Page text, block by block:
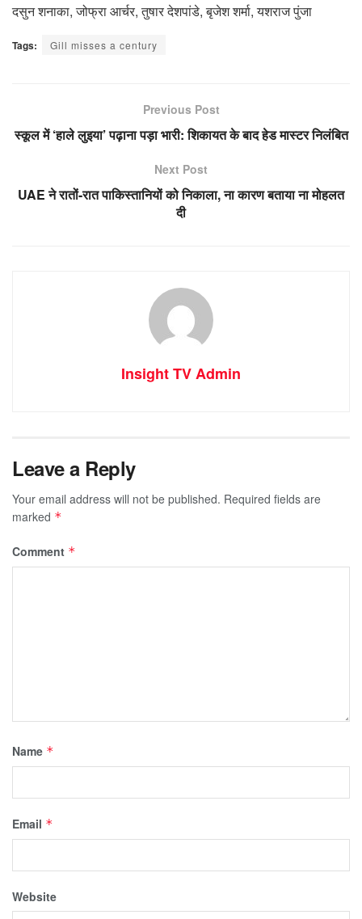
दसुन शनाका, जोफ्रा आर्चर, तुषार देशपांडे, बृजेश शर्मा, यशराज पुंजा
Tags: Gill misses a century
Previous Post
स्कूल में ‘हाले लुइया’ पढ़ाना पड़ा भारी: शिकायत के बाद हेड मास्टर निलंबित
Next Post
UAE ने रातों-रात पाकिस्तानियों को निकाला, ना कारण बताया ना मोहलत
दी
Insight TV Admin
Leave a Reply
Your email address will not be published. Required fields are
marked *
Comment *
Name *
Email *
Website